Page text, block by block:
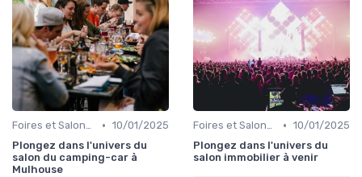
Foires et Salons Grand Public • 10/01/2025
Plongez dans l'univers du
salon du camping-car à
Mulhouse
Foires et Salons Grand Public • 10/01/2025
Plongez dans l'univers du
salon immobilier à venir